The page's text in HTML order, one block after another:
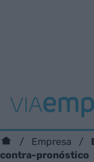
Empresa
contra-pronóstico